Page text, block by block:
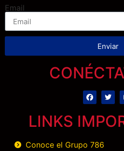
Email
Enviar
LINKS
Conoce el Grupo 786